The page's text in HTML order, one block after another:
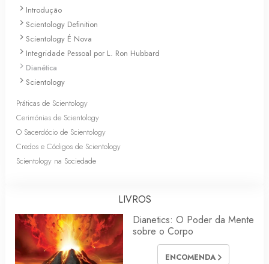
Introdução
Scientology Definition
Scientology É Nova
Integridade Pessoal por L. Ron Hubbard
Dianética
Scientology
Práticas de Scientology
Cerimónias de Scientology
O Sacerdócio de Scientology
Credos e Códigos de Scientology
Scientology na Sociedade
LIVROS
Dianetics: O Poder da Mente
sobre o Corpo
ENCOMENDA